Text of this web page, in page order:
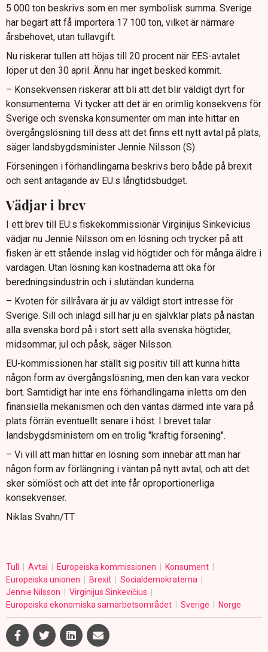
5 000 ton beskrivs som en mer symbolisk summa. Sverige
har begärt att få importera 17 100 ton, vilket är närmare
årsbehovet, utan tullavgift.
Nu riskerar tullen att höjas till 20 procent när EES-avtalet
löper ut den 30 april. Ännu har inget besked kommit.
– Konsekvensen riskerar att bli att det blir väldigt dyrt för
konsumenterna. Vi tycker att det är en orimlig konsekvens för
Sverige och svenska konsumenter om man inte hittar en
övergångslösning till dess att det finns ett nytt avtal på plats,
säger landsbygdsminister Jennie Nilsson (S).
Förseningen i förhandlingarna beskrivs bero både på brexit
och sent antagande av EU:s långtidsbudget.
Vädjar i brev
I ett brev till EU:s fiskekommissionär Virginijus Sinkevicius
vädjar nu Jennie Nilsson om en lösning och trycker på att
fisken är ett stående inslag vid högtider och för många äldre i
vardagen. Utan lösning kan kostnaderna att öka för
beredningsindustrin och i slutändan kunderna.
– Kvoten för sillråvara är ju av väldigt stort intresse för
Sverige. Sill och inlagd sill har ju en självklar plats på nästan
alla svenska bord på i stort sett alla svenska högtider,
midsommar, jul och påsk, säger Nilsson.
EU-kommissionen har ställt sig positiv till att kunna hitta
någon form av övergångslösning, men den kan vara veckor
bort. Samtidigt har inte ens förhandlingarna inletts om den
finansiella mekanismen och den väntas därmed inte vara på
plats förrän eventuellt senare i höst. I brevet talar
landsbygdsministern om en trolig "kraftig försening".
– Vi vill att man hittar en lösning som innebär att man har
någon form av förlängning i väntan på nytt avtal, och att det
sker sömlöst och att det inte får oproportionerliga
konsekvenser.
Niklas Svahn/TT
Tull Avtal Europeiska kommissionen
Konsument
Europeiska unionen
Brexit
Socialdemokraterna
Jennie Nilsson
Virginijus Sinkevičius
Europeiska ekonomiska samarbetsområdet
Sverige Norge